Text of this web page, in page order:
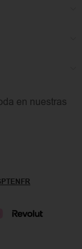
en nuestras
PTENFR